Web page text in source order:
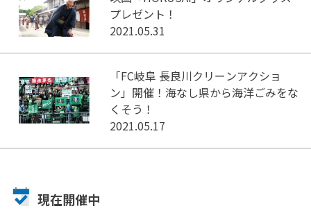
プレゼント！
2021.05.31
「FC岐阜 長良川クリーンアクショ
ン」開催！海なし県から海洋ごみをな
くそう！
2021.05.17
現在開催中